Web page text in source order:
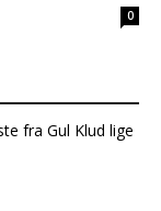
0
fra Gul Klud lige